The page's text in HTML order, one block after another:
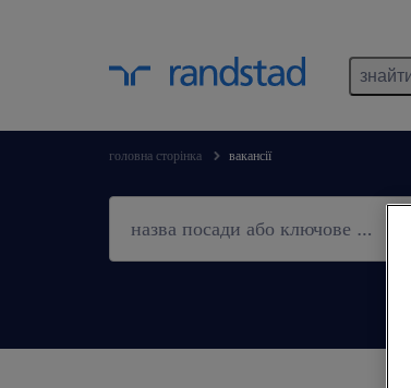
головна сторінка вакансії